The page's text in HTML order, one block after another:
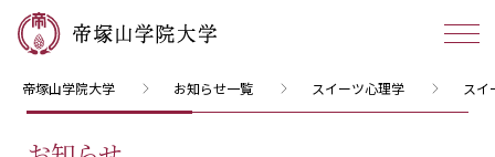
帝塚山学院大学 お知らせ一覧 スイーツ心理学 ス